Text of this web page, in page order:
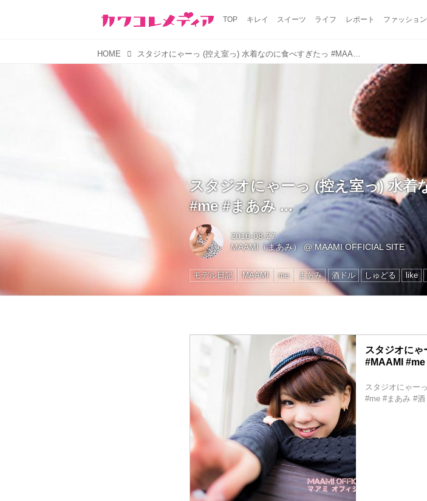
TOP キレイ スイーツ ライフ レポート ファッション
HOME スタジオにゃーっ️ (控え室っ) 水着なのに食べすぎたっ #MAAMI #me #まあみ ...
スタジオにゃーっ️ (控え室っ) 水着
#me #まあみ ...
2016-08-27
MAAMI（まあみ） @MAAMI OFFICIAL SITE
モデル日記 MAAMI me まあみ 酒ドル しゅどる like
スタジオにゃ
#MAAMI #me
スタジオにゃー
#me #まあみ #